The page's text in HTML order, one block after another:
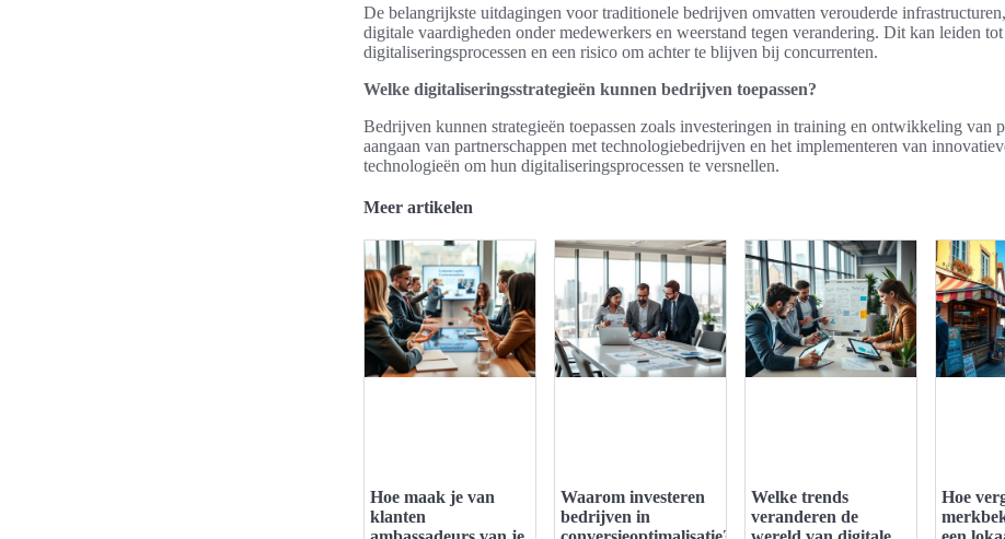
De belangrijkste uitdagingen voor traditionele bedrijven omvatten verouderde
digitale vaardigheden onder medewerkers en weerstand tegen verandering. Dit kan leiden
digitaliseringsprocessen en een risico om achter te blijven bij concurrenten.
Welke digitaliseringsstrategieën kunnen bedrijven toepassen?
Bedrijven kunnen strategieën toepassen zoals investeringen in training en ontwikkeling van
aangaan van partnerschappen met technologiebedrijven en het implementeren van
technologieën om hun digitaliseringsprocessen te versnellen.
Meer artikelen
Hoe maak je van
klanten
Waarom investeren
bedrijven in
Welke trends
veranderen de
Hoe